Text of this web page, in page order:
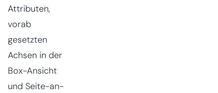
Attributen,
vorab
gesetzten
Achsen in der
Box-Ansicht
und Seite-an-